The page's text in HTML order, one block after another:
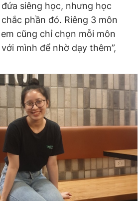
siêng học, nhưng học
phần đó. Riêng 3 môn
cũng chỉ chọn mỗi môn
mình để nhờ dạy thêm”,